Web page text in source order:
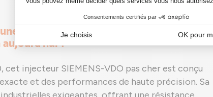
solution performante pour une NISSAN
aujourd'hui ?
injecteur SIEMENS-VDO pas cher est conçu
et des performances de haute précision. Sa